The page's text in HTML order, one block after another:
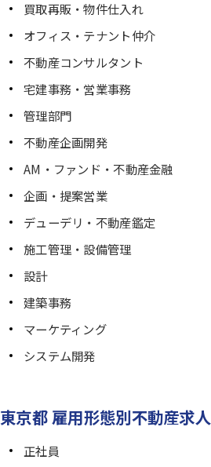
買取再販・物件仕入れ
オフィス・テナント仲介
不動産コンサルタント
宅建事務・営業事務
管理部門
不動産企画開発
AM・ファンド・不動産金融
企画・提案営業
デューデリ・不動産鑑定
施工管理・設備管理
設計
建築事務
マーケティング
システム開発
東京都 雇用形態別不動産求人
正社員